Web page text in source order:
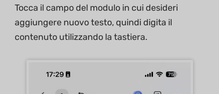
Tocca il campo del modulo in cui desideri
aggiungere nuovo testo, quindi digita il
contenuto utilizzando la tastiera.